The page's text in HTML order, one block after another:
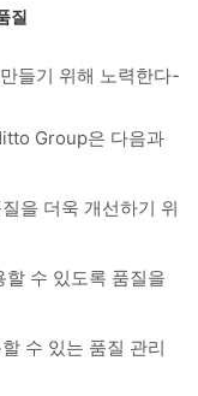
질
들기 위해 노력한다-
Group은 다음과
을 더욱 개선하기 위
수 있도록 품질을
수 있는 품질 관리